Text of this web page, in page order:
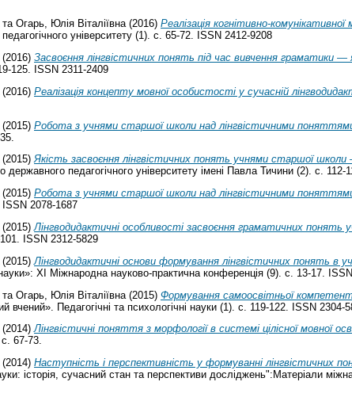
та Огарь, Юлія Віталіївна(2016) Реалізація когнітивно-
університету (1). с. 65-72. ISSN 2412-9208
(2016) Засвоєння лінгвістичних понять під час вивчення граматики
125. ISSN 2311-2409
(2016) Реалізація концепту мовної особистості у сучасній
(2015) Робота з учнями старшої школи над лінгвістичними
(2015)Якість засвоєння лінгвістичних понять учнями старшої
державного педагогічного університету імені Павла Тичини (2). с. 112-
(2015) Робота з учнями старшої школи над лінгвістичними
ISSN 2078-1687
(2015)Лінгводидактичні особливості засвоєння граматичних понять
ISSN 2312-5829
(2015) Лінгводидактичні основи формування лінгвістичних понять в
XI Міжнародна науково-практична конференція (9). с. 13-17.
та Огарь, Юлія Віталіївна (2015) Формування самоосвітньої
Педагогічні та психологічні науки (1). с. 119-122. ISSN 2304-
(2014)Лінгвістичні поняття з морфології в системі цілісної мовної
67-73.
(2014) Наступність і перспективність у формуванні лінгвістичних
історія, сучасний стан та перспективи досліджень":Матеріали